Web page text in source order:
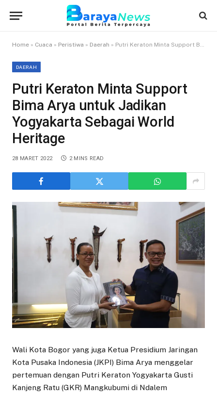
Home » Cuaca » Peristiwa » Daerah » Putri Keraton Minta Support Bima Arya untuk Jadikan Yogyakarta Sebagai World Heritage
DAERAH
Putri Keraton Minta Support
Bima Arya untuk Jadikan
Yogyakarta Sebagai World
Heritage
28 MARET 2022 2 MINS READ
Wali Kota Bogor yang juga Ketua Presidium Jaringan
Kota Pusaka Indonesia (JKPI) Bima Arya menggelar
pertemuan dengan Putri Keraton Yogyakarta Gusti
Kanjeng Ratu (GKR) Mangkubumi di Ndalem